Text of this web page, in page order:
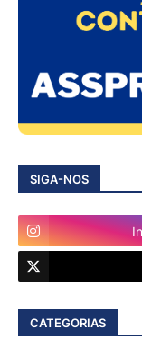
SIGA-NOS
CATEGORIAS